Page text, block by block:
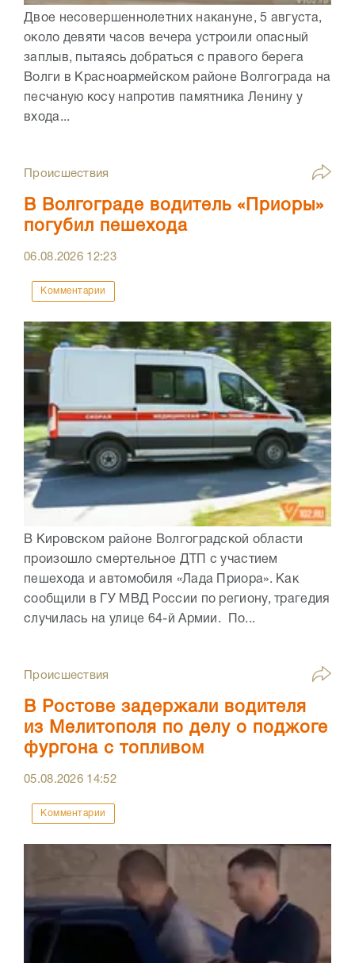
Двое несовершеннолетних накануне, 5 августа,
около девяти часов вечера устроили опасный
заплыв, пытаясь добраться с правого берега
Волги в Красноармейском районе Волгограда на
песчаную косу напротив памятника Ленину у
входа...
Происшествия
В Волгограде водитель «Приоры»
погубил пешехода
06.08.2026 12:23
Комментарии
В Кировском районе Волгоградской области
произошло смертельное ДТП с участием
пешехода и автомобиля «Лада Приора». Как
сообщили в ГУ МВД России по региону, трагедия
случилась на улице 64-й Армии. По...
Происшествия
В Ростове задержали водителя
из Мелитополя по делу о поджоге
фургона с топливом
05.08.2026 14:52
Комментарии